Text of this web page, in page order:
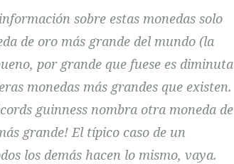
sobre estas monedas solo
de oro más grande del mundo (la
por grande que fuese es diminuta
monedas más grandes que existen.
guinness nombra otra moneda de
grande! El típico caso de un
los demás hacen lo mismo, vaya.